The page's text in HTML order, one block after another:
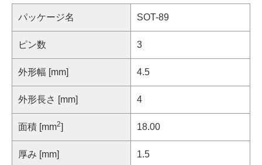
パッケージ名 SOT-89
ピン数 3
外形幅 [mm] 4.5
外形長さ [mm] 4
面積 [mm2] 18.00
厚み [mm] 1.5